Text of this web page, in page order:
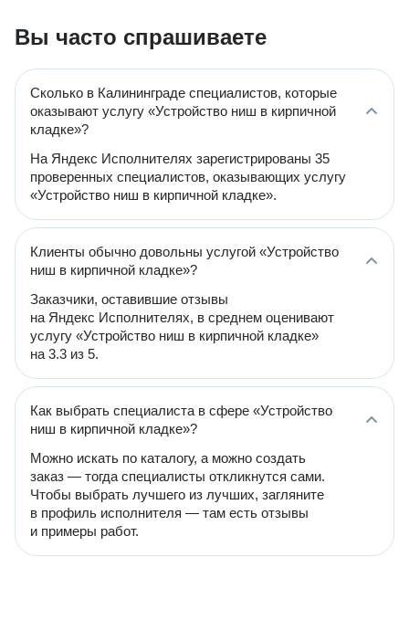
Вы часто спрашиваете
Сколько в Калининграде специалистов, которые
оказывают услугу «Устройство ниш в кирпичной
кладке»?
На Яндекс Исполнителях зарегистрированы 35
проверенных специалистов, оказывающих услугу
«Устройство ниш в кирпичной кладке».
Клиенты обычно довольны услугой «Устройство
ниш в кирпичной кладке»?
Заказчики, оставившие отзывы
на Яндекс Исполнителях, в среднем оценивают
услугу «Устройство ниш в кирпичной кладке»
на 3.3 из 5.
Как выбрать специалиста в сфере «Устройство
ниш в кирпичной кладке»?
Можно искать по каталогу, а можно создать
заказ — тогда специалисты откликнутся сами.
Чтобы выбрать лучшего из лучших, загляните
в профиль исполнителя — там есть отзывы
и примеры работ.